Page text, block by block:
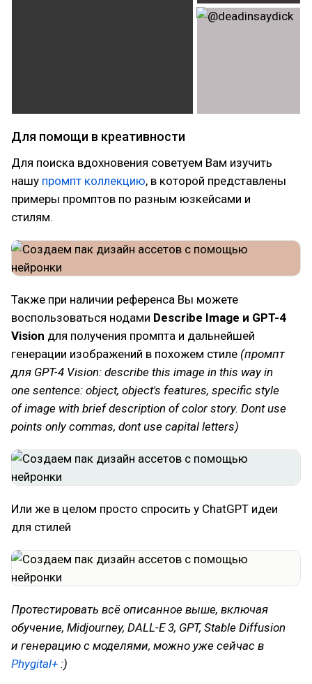
Для помощи в креативности
Для поиска вдохновения советуем Вам изучить
нашу промпт коллекцию, в которой представлены
примеры промптов по разным юзкейсами и
стилям.
Также при наличии референса Вы можете
воспользоваться нодами Describe Image и GPT-4
Vision для получения промпта и дальнейшей
генерации изображений в похожем стиле (промпт
для GPT-4 Vision: describe this image in this way in
one sentence: object, object's features, specific style
of image with brief description of color story. Dont use
points only commas, dont use capital letters)
Или же в целом просто спросить у ChatGPT идеи
для стилей
Протестировать всё описанное выше, включая
обучение, Midjourney, DALL-E 3, GPT, Stable Diffusion
и генерацию с моделями, можно уже сейчас в
Phygital+ :)